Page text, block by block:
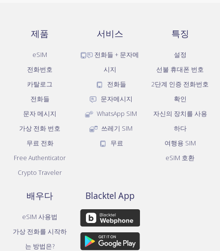
제품
eSIM
전화번호
카탈로그
전화들
문자 메시지
가상 전화 번호
무료 전화
Free Authenticator
Crypto Traveler
서비스
전화들 + 문자메
시지
전화들
문자메시지
WhatsApp SIM
쓰레기 SIM
무료
특징
설정
선불 휴대폰 번호
2단계 인증 전화번호
확인
자신의 장치를 사용
하다
여행용 SIM
eSIM 호환
배우다
eSIM 사용법
가상 전화를 시작하
는 방법은?
Blacktel App